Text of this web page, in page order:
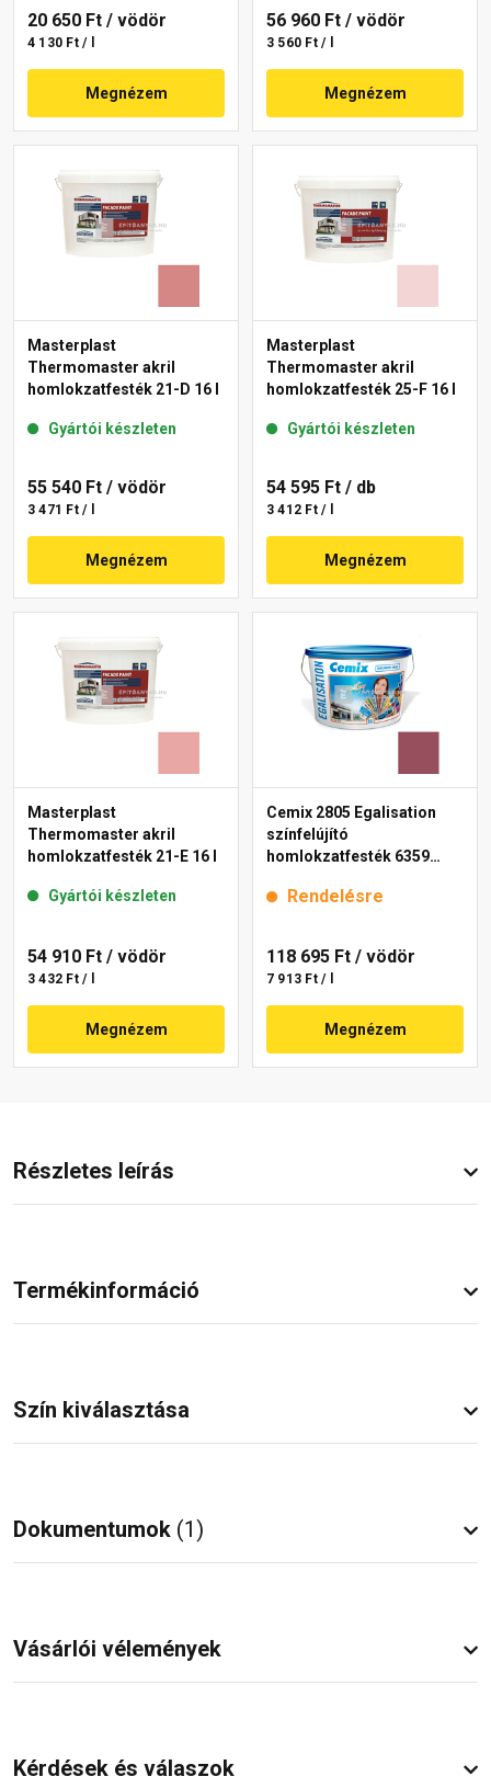
20 650 Ft / vödör
4 130 Ft / l
Megnézem
56 960 Ft / vödör
3 560 Ft / l
Megnézem
Masterplast
Thermomaster akril
homlokzatfesték 21-D 16 l
Gyártói készleten
55 540 Ft / vödör
3 471 Ft / l
Megnézem
Masterplast
Thermomaster akril
homlokzatfesték 25-F 16 l
Gyártói készleten
54 595 Ft / db
3 412 Ft / l
Megnézem
Masterplast
Thermomaster akril
homlokzatfesték 21-E 16 l
Gyártói készleten
54 910 Ft / vödör
3 432 Ft / l
Megnézem
Cemix 2805 Egalisation
színfelújító
homlokzatfesték 6359
Rendelésre
118 695 Ft / vödör
7 913 Ft / l
Megnézem
Részletes leírás
Termékinformáció
Szín kiválasztása
Dokumentumok (1)
Vásárlói vélemények
Kérdések és válaszok